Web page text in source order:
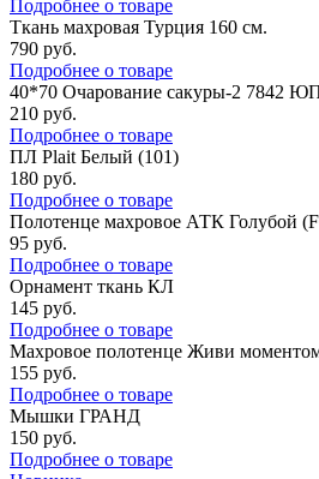
Подробнее о товаре
Ткань махровая Турция 160 см.
790 руб.
Подробнее о товаре
40*70 Очарование сакуры-2 7842
210 руб.
Подробнее о товаре
ПЛ Plait Белый (101)
180 руб.
Подробнее о товаре
Полотенце махровое АТК Голубой
95 руб.
Подробнее о товаре
Орнамент ткань КЛ
145 руб.
Подробнее о товаре
Махровое полотенце Живи
155 руб.
Подробнее о товаре
Мышки ГРАНД
150 руб.
Подробнее о товаре